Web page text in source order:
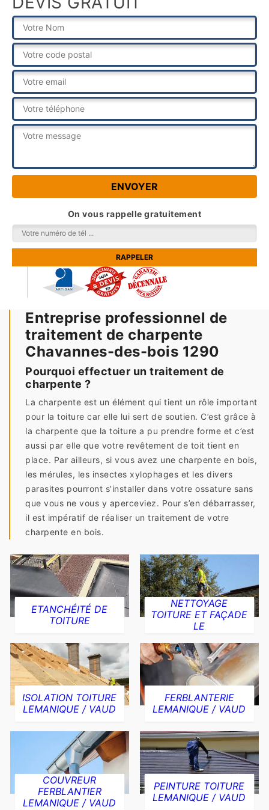
On vous rappelle gratuitement
Entreprise professionnel de
traitement de charpente
Chavannes-des-bois 1290
Pourquoi effectuer un traitement de
charpente ?
La charpente est un élément qui tient un rôle important
pour la toiture car elle lui sert de soutien. C’est grâce à
la charpente que la toiture a pu prendre forme et c’est
aussi par elle que votre revêtement de toit tient en
place. Par ailleurs, si vous avez une charpente en bois,
les mérules, les insectes xylophages et les divers
parasites pourront s’installer dans votre ossature sans
que vous ne vous y aperceviez. Pour s’en débarrasser,
il est impératif de réaliser un traitement de votre
charpente en bois.
ETANCHÉITÉ DE
TOITURE
NETTOYAGE
TOITURE ET FAÇADE
LE
ISOLATION TOITURE
LEMANIQUE / VAUD
FERBLANTERIE
LEMANIQUE / VAUD
COUVREUR
FERBLANTIER
LEMANIQUE / VAUD
PEINTURE TOITURE
LEMANIQUE / VAUD